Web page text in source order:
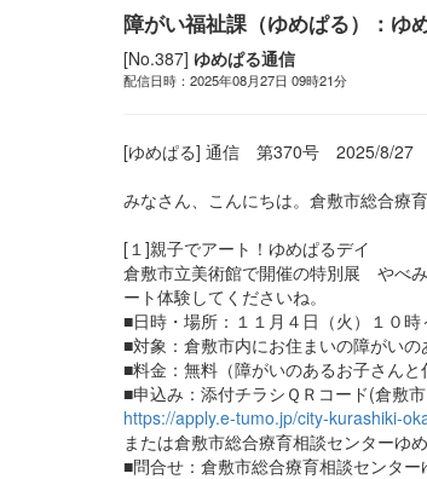
障がい福祉課（ゆめぱる）：ゆ
[No.387] ゆめぱる通信
配信日時：2025年08月27日 09時21分
[ゆめぱる] 通信 第370号 2025/8/27
みなさん、こんにちは。倉敷市総合療
[１]親子でアート！ゆめぱるデイ
倉敷市立美術館で開催の特別展 やべ
ート体験してくださいね。
■日時・場所：１１月４日（火）１０
■対象：倉敷市内にお住まいの障がい
■料金：無料（障がいのあるお子さんと
■申込み：添付チラシＱＲコード(倉敷市
https://apply.e-tumo.jp/city-kurashiki-
または倉敷市総合療育相談センターゆ
■問合せ：倉敷市総合療育相談センタ